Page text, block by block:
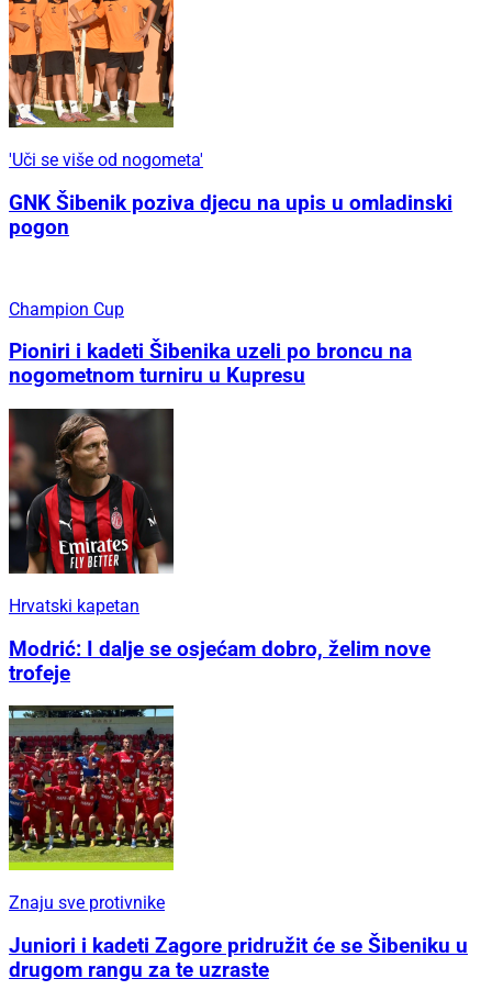
'Uči se više od nogometa'
GNK Šibenik poziva djecu na upis u omladinski
pogon
Champion Cup
Pioniri i kadeti Šibenika uzeli po broncu na
nogometnom turniru u Kupresu
Hrvatski kapetan
Modrić: I dalje se osjećam dobro, želim nove
trofeje